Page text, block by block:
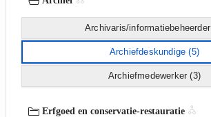
Archivaris/informatiebeheerder
Archiefdeskundige (5)
Archiefmedewerker (3)
Erfgoed en conservatie-restauratie